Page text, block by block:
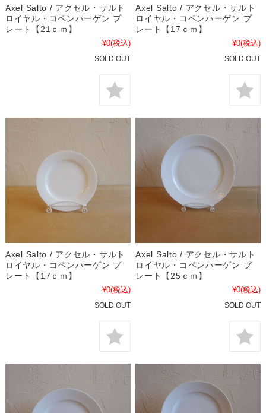
Axel Salto / アクセル・サルト
ロイヤル・コペンハーゲン プ
レート【21ｃｍ】
¥0(税込)
SOLD OUT
Axel Salto / アクセル・サルト
ロイヤル・コペンハーゲン プ
レート【17ｃｍ】
¥0(税込)
SOLD OUT
Axel Salto / アクセル・サルト
ロイヤル・コペンハーゲン プ
レート【17ｃｍ】
¥0(税込)
SOLD OUT
Axel Salto / アクセル・サルト
ロイヤル・コペンハーゲン プ
レート【25ｃｍ】
¥0(税込)
SOLD OUT